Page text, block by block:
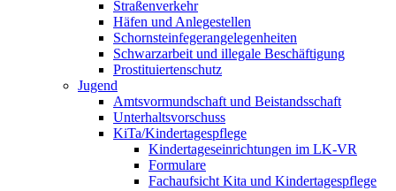
Straßenverkehr
Häfen und Anlegestellen
Schornsteinfeger­angelegenheiten
Schwarzarbeit und illegale Beschäftigung
Prostituiertenschutz
Jugend
Amtsvormundschaft und Beistandsschaft
Unterhaltsvorschuss
KiTa/Kindertagespflege
Kindertages­einrichtungen im LK-VR
Formulare
Fachaufsicht Kita und Kindertagespflege